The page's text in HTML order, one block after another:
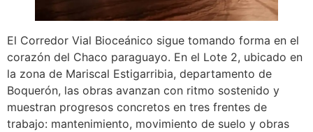
El Corredor Vial Bioceánico sigue tomando forma en el
corazón del Chaco paraguayo. En el Lote 2, ubicado en
la zona de Mariscal Estigarribia, departamento de
Boquerón, las obras avanzan con ritmo sostenido y
muestran progresos concretos en tres frentes de
trabajo: mantenimiento, movimiento de suelo y obras